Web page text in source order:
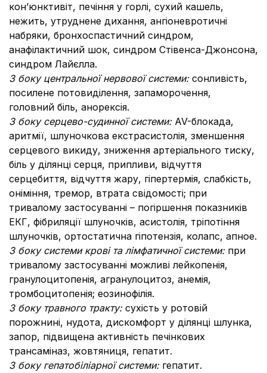
кон’юнктивіт, печіння у горлі, сухий кашель,
нежить, утруднене дихання, ангіоневротичні
набряки, бронхоспастичний синдром,
анафілактичний шок, синдром Стівенса-Джонсона,
синдром Лайєлла.
З боку центральної нервової системи: сонливість,
посилене потовиділення, запаморочення,
головний біль, анорексія.
З боку серцево-судинної системи: AV-блокада,
аритмії, шлуночкова екстрасистолія, зменшення
серцевого викиду, зниження артеріального тиску,
біль у ділянці серця, припливи, відчуття
серцебиття, відчуття жару, гіпертермія, слабкість,
оніміння, тремор, втрата свідомості; при
тривалому застосуванні – погіршення показників
ЕКГ, фібриляції шлуночків, асистолія, тріпотіння
шлуночків, ортостатична гіпотензія, колапс, апное.
З боку системи крові та лімфатичної системи: при
тривалому застосуванні можливі лейкопенія,
гранулоцитопенія, агранулоцитоз, анемія,
тромбоцитопенія; еозинофілія.
З боку травного тракту: сухість у ротовій
порожнині, нудота, дискомфорт у ділянці шлунка,
запор, підвищена активність печінкових
трансаміназ, жовтяниця, гепатит.
З боку гепатобіліарної системи: гепатит.